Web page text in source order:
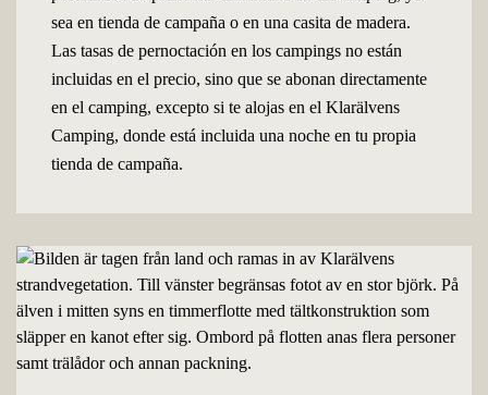
sea en tienda de campaña o en una casita de madera.
Las tasas de pernoctación en los campings no están
incluidas en el precio, sino que se abonan directamente
en el camping, excepto si te alojas en el Klarälvens
Camping, donde está incluida una noche en tu propia
tienda de campaña.